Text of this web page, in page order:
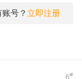
号？ 立即注册
6#